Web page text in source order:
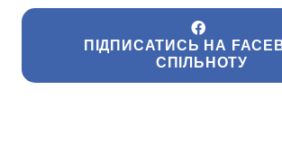
ПІДПИСАТИСЬ НА
СПІЛЬНОТУ